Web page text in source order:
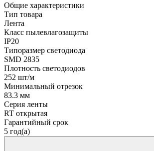
Общие характеристики
Тип товара
Лента
Класс пылевлагозащиты
IP20
Типоразмер светодиода
SMD 2835
Плотность светодиодов
252 шт/м
Минимальный отрезок
83.3 мм
Серия ленты
RT открытая
Гарантийный срок
5 год(а)